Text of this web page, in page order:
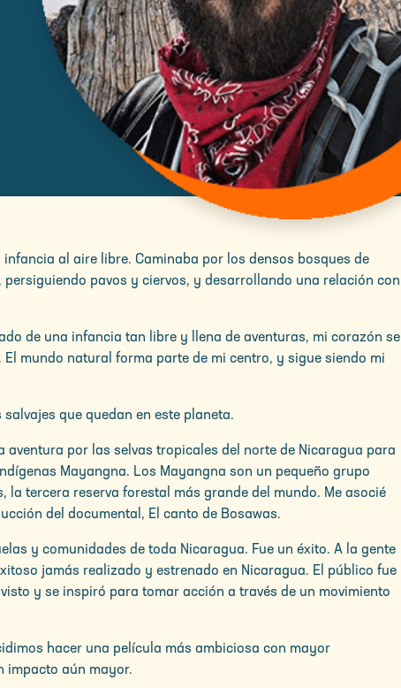
al aire libre. Caminaba por los densos bosques de
pavos y ciervos, y desarrollando una relación con
de una infancia tan libre y llena de aventuras, mi corazón se
mundo natural forma parte de mi centro, y sigue siendo mi
que quedan en este planeta.
aventura por las selvas tropicales del norte de Nicaragua para
Mayangna. Los Mayangna son un pequeño grupo
la tercera reserva forestal más grande del mundo. Me asocié
del documental, El canto de Bosawas.
y comunidades de toda Nicaragua. Fue un éxito. A la gente
jamás realizado y estrenado en Nicaragua. El público fue
y se inspiró para tomar acción a través de un movimiento
hacer una película más ambiciosa con mayor
impacto aún mayor.